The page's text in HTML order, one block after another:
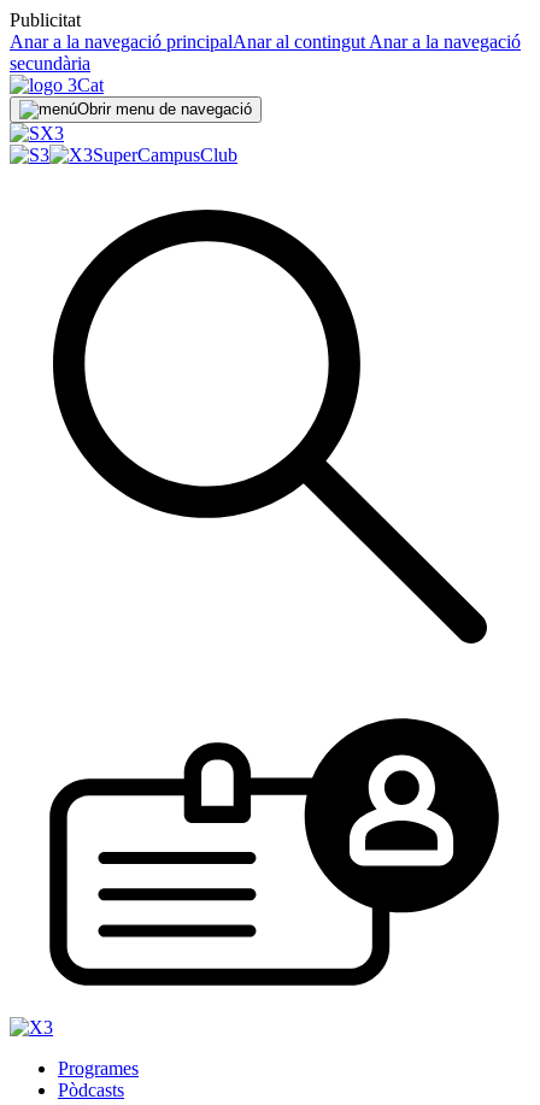
Publicitat
Anar a la navegació principalAnar al contingut Anar a la navegació
secundària
Obrir menu de navegació
SuperCampusClub
Programes
Pòdcasts